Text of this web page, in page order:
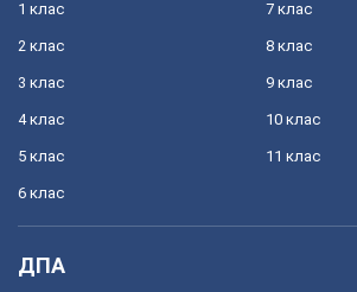
1 клас
2 клас
3 клас
4 клас
5 клас
6 клас
7 клас
8 клас
9 клас
10 клас
11 клас
ДПА